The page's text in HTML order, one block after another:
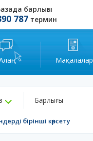
барлығы
787 термин
Мақалалар
Барлығы
бірінші көрсету